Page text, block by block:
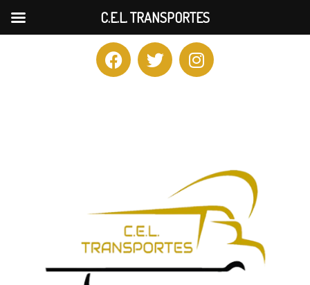
C.E.L. TRANSPORTES